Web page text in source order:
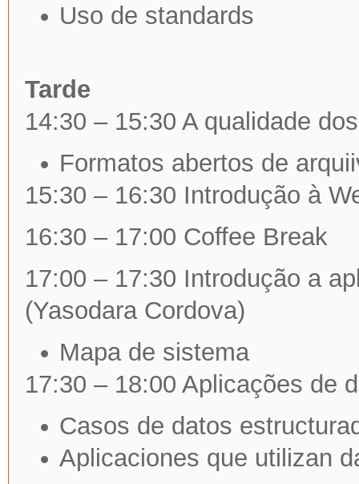
Uso de standards
Tarde
14:30 – 15:30 A qualidade
Formatos abertos de
15:30 – 16:30 Introdução à
16:30 – 17:00 Coffee Break
17:00 – 17:30 Introdução a
(Yasodara Cordova)
Mapa de sistema
17:30 – 18:00 Aplicações de
Casos de datos
Aplicaciones que utilizan